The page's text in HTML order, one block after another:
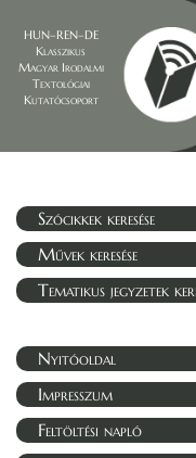
HUN–REN–DE
Klasszikus
Magyar Irodalmi
Textológiai
Kutatócsoport
Szócikkek keresése
Művek keresése
Tematikus jegyzetek
Nyitóoldal
Impresszum
Feltöltési napló